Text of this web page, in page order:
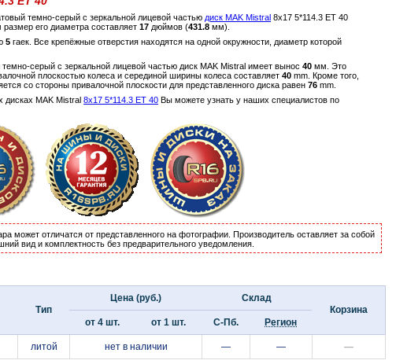
темно-серый c зеркальной лицевой частью диск MAK Mistral 8x17 5*114.3 ET 40
его диаметра составляет 17 дюймов (431.8 мм).
5 гаек. Все крепёжные отверстия находятся на одной окружности, диаметр которой
серый c зеркальной лицевой частью диск MAK Mistral имеет вынос 40 мм. Это
плоскостью колеса и серединой ширины колеса составляет 40 mm. Кроме того,
со стороны привалочной плоскости для представленного диска равен 76 mm.
MAK Mistral 8x17 5*114.3 ET 40 Вы можете узнать у наших специалистов по
может отличатся от представленного на фотографии. Производитель оставляет за собой
вид и комплектность без предварительного уведомления.
Тип
Цена (руб.)
Склад
Корзина
от 4 шт.
от 1 шт. С-Пб. Регион
литой нет в наличии — — —